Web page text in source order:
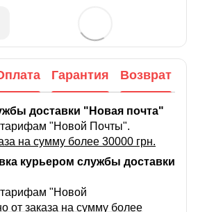
Гарантия Возврат
доставки "Новая почта"
тарифам "Новой Почты".
на сумму более 30000 грн.
курьером службы доставки
тарифам "Новой
от заказа на сумму более